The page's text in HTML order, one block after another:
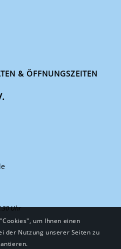
& ÖFFNUNGSZEITEN
Uhr
um Ihnen einen
der Nutzung unserer Seiten zu